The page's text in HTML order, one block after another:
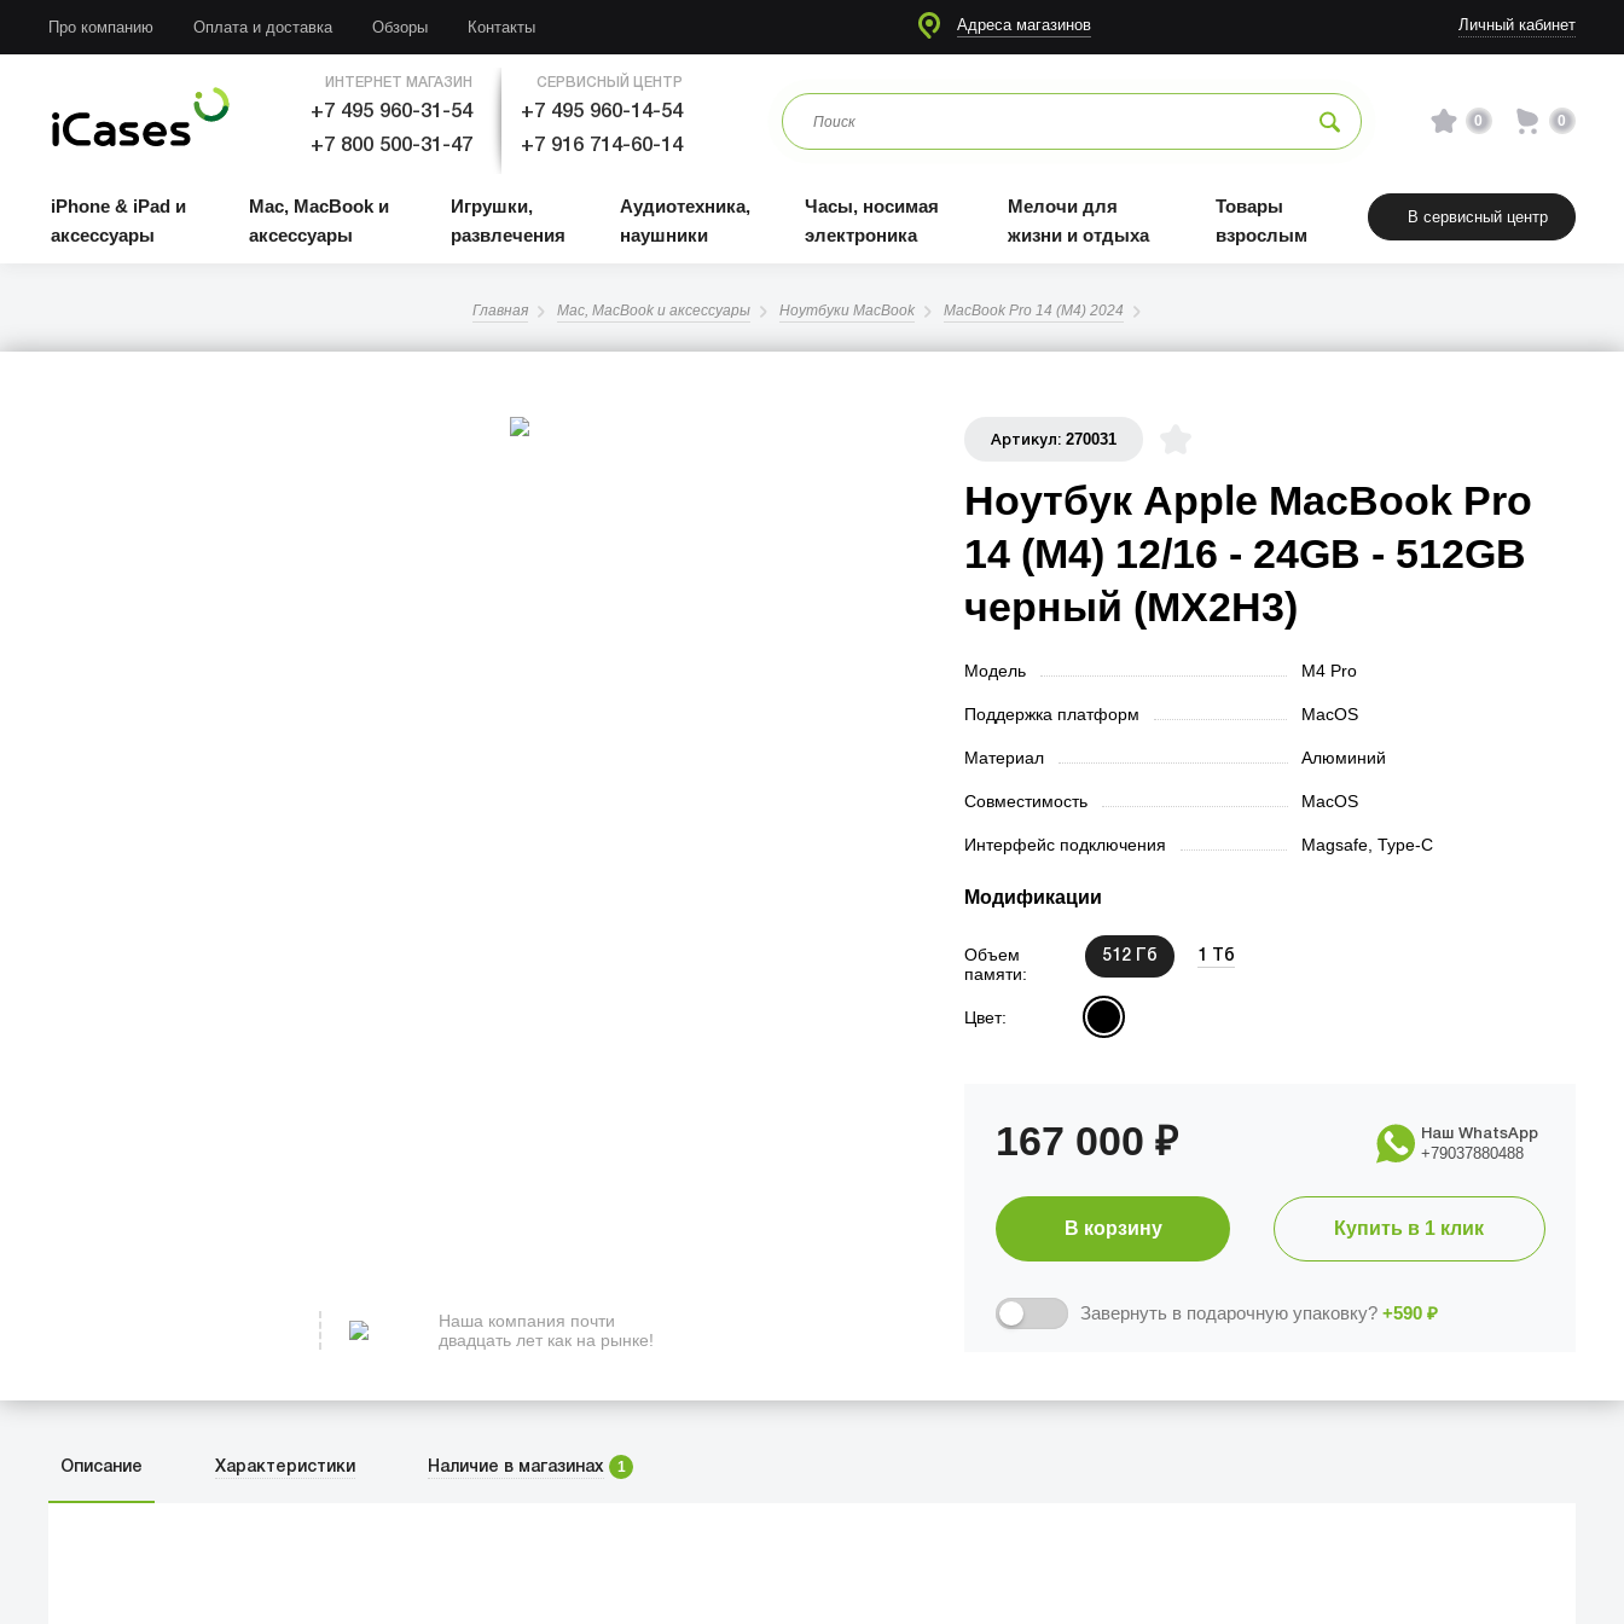
Про компанию Оплата и доставка Обзоры Контакты Адреса магазинов Личный кабинет
ИНТЕРНЕТ МАГАЗИН
+7 495 960-31-54
+7 800 500-31-47
СЕРВИСНЫЙ ЦЕНТР
+7 495 960-14-54
+7 916 714-60-14
0 0
iPhone & iPad и
аксессуары
Mac, MacBook и
аксессуары
Игрушки,
развлечения
Аудиотехника,
наушники
Часы, носимая
электроника
Мелочи для
жизни и отдыха
Товары
взрослым
В сервисный центр
Главная Mac, MacBook и аксессуары Ноутбуки MacBook MacBook Pro 14 (M4) 2024
Артикул:270031
Ноутбук Apple MacBook Pro
14 (M4) 12/16 - 24GB - 512GB
черный (MX2H3)
Модель M4 Pro
Поддержка платформ MacOS
Материал Алюминий
Совместимость MacOS
Интерфейс подключения Magsafe, Type-C
Модификации
Объем
памяти:
512 Гб 1 Тб
Цвет:
167 000 ₽ Наш WhatsApp
+79037880488
В корзину Купить в 1 клик
Завернуть в подарочную упаковку? +590 ₽
Наша компания почти
двадцать лет как на рынке!
Описание Характеристики Наличие в магазинах 1